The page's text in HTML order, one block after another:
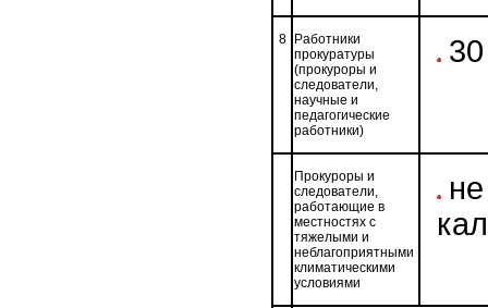
8
Работники
прокуратуры
(прокуроры и
следователи,
научные и
педагогические
работники)
Прокуроры и
следователи,
работающие в
местностях с
тяжелыми и
неблагоприятными
климатическими
условиями